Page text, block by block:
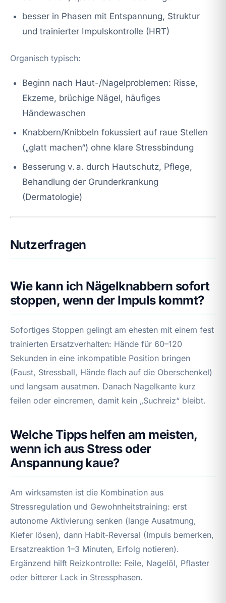
besser in Phasen mit Entspannung, Struktur
und trainierter Impulskontrolle (HRT)
Organisch typisch:
Beginn nach Haut-/Nagelproblemen: Risse,
Ekzeme, brüchige Nägel, häufiges
Händewaschen
Knabbern/Knibbeln fokussiert auf raue Stellen
(„glatt machen“) ohne klare Stressbindung
Besserung v. a. durch Hautschutz, Pflege,
Behandlung der Grunderkrankung
(Dermatologie)
Nutzerfragen
Wie kann ich Nägelknabbern sofort
stoppen, wenn der Impuls kommt?
Sofortiges Stoppen gelingt am ehesten mit einem fest
trainierten Ersatzverhalten: Hände für 60–120
Sekunden in eine inkompatible Position bringen
(Faust, Stressball, Hände flach auf die Oberschenkel)
und langsam ausatmen. Danach Nagelkante kurz
feilen oder eincremen, damit kein „Suchreiz“ bleibt.
Welche Tipps helfen am meisten,
wenn ich aus Stress oder
Anspannung kaue?
Am wirksamsten ist die Kombination aus
Stressregulation und Gewohnheitstraining: erst
autonome Aktivierung senken (lange Ausatmung,
Kiefer lösen), dann Habit-Reversal (Impuls bemerken,
Ersatzreaktion 1–3 Minuten, Erfolg notieren).
Ergänzend hilft Reizkontrolle: Feile, Nagelöl, Pflaster
oder bitterer Lack in Stressphasen.